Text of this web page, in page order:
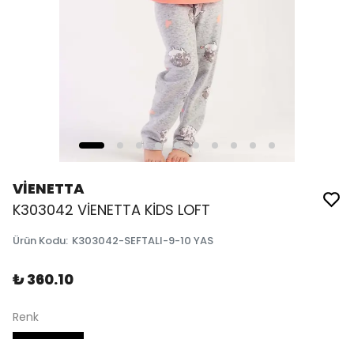
VİENETTA
K303042 VİENETTA KİDS LOFT
Ürün Kodu: K303042-SEFTALI-9-10 YAS
₺ 360.10
Renk